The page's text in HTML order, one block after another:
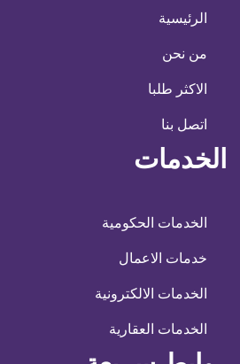
الرئيسية
من نحن
الاكثر طلبا
اتصل بنا
الخدمات
الخدمات الحكومية
خدمات الاعمال
الخدمات الالكترونية
الخدمات العقارية